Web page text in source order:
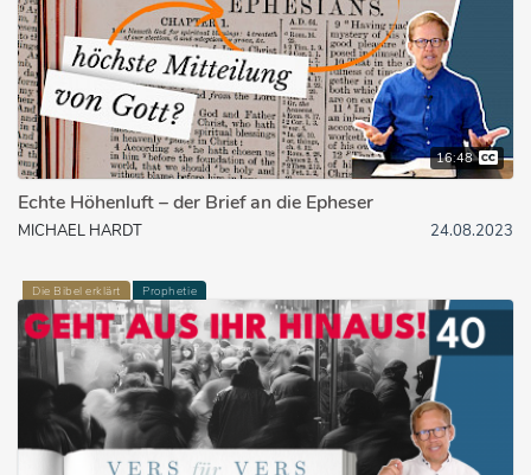
16:48
Echte Höhenluft – der Brief an die Epheser
MICHAEL HARDT 24.08.2023
Die Bibel erklärt Prophetie